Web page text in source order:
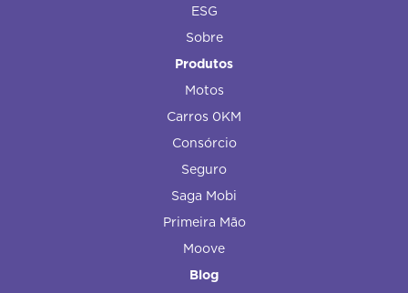
ESG
Sobre
Produtos
Motos
Carros 0KM
Consórcio
Seguro
Saga Mobi
Primeira Mão
Moove
Blog